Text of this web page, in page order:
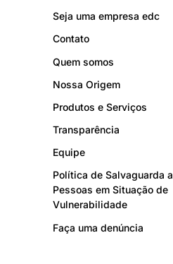
Seja uma empresa edc
Contato
Quem somos
Nossa Origem
Produtos e Serviços
Transparência
Equipe
Política de Salvaguarda a
Pessoas em Situação de
Vulnerabilidade
Faça uma denúncia